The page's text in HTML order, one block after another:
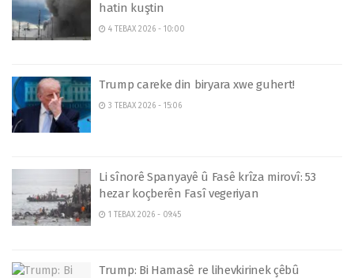
hatin kuştin
4 TEBAX 2026 - 10:00
Trump careke din biryara xwe guhert!
3 TEBAX 2026 - 15:06
Li sînorê Spanyayê û Fasê krîza mirovî: 53
hezar koçberên Fasî vegeriyan
1 TEBAX 2026 - 09:45
Trump: Bi Hamasê re lihevkirinek çêbû